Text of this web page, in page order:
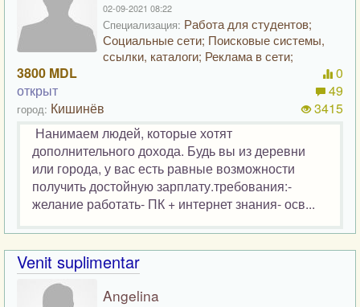
02-09-2021 08:22
Специализация: Работа для студентов;
Социальные сети; Поисковые системы,
ссылки, каталоги; Реклама в сети;
3800 MDL
открыт
город: Кишинёв
0
49
3415
Нанимаем людей, которые хотят
дополнительного дохода. Будь вы из деревни
или города, у вас есть равные возможности
получить достойную зарплату.требования:-
желание работать- ПК + интернет знания- осв...
Venit suplimentar
Angelina